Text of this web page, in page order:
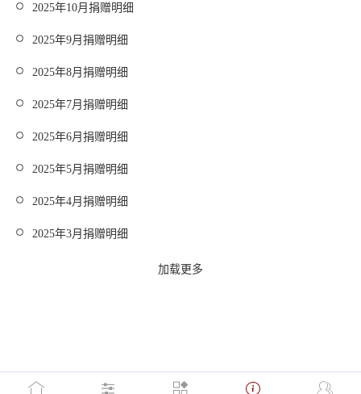
2025年10月捐赠明细
2025年9月捐赠明细
2025年8月捐赠明细
2025年7月捐赠明细
2025年6月捐赠明细
2025年5月捐赠明细
2025年4月捐赠明细
2025年3月捐赠明细
加载更多
爱德基金会